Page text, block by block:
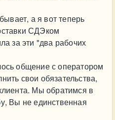
а я вот теперь
СДЭком
за эти "два рабочих
общение с оператором
свои обязательства,
Мы обратимся в
Вы не единственная